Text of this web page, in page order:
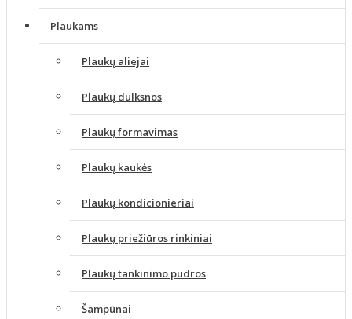
Plaukams
Plaukų aliejai
Plaukų dulksnos
Plaukų formavimas
Plaukų kaukės
Plaukų kondicionieriai
Plaukų priežiūros rinkiniai
Plaukų tankinimo pudros
Šampūnai